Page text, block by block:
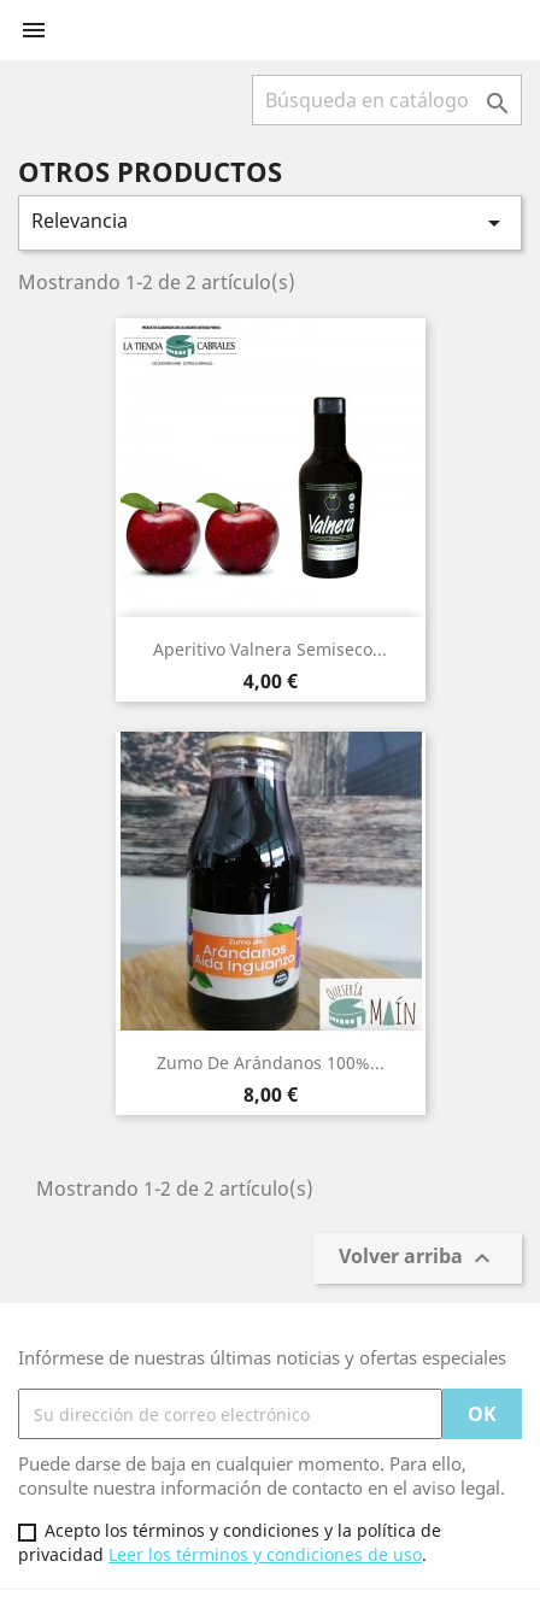


OTROS PRODUCTOS
Relevancia 
Mostrando 1-2 de 2 artículo(s)
Aperitivo Valnera Semiseco...
Precio
4,00 €
Zumo De Arándanos 100%...
Precio
8,00 €
Mostrando 1-2 de 2 artículo(s)
Volver arriba 
Infórmese de nuestras últimas noticias y ofertas especiales
Puede darse de baja en cualquier momento. Para ello,
consulte nuestra información de contacto en el aviso legal.
Acepto los términos y condiciones y la política de
privacidad Leer los términos y condiciones de uso.